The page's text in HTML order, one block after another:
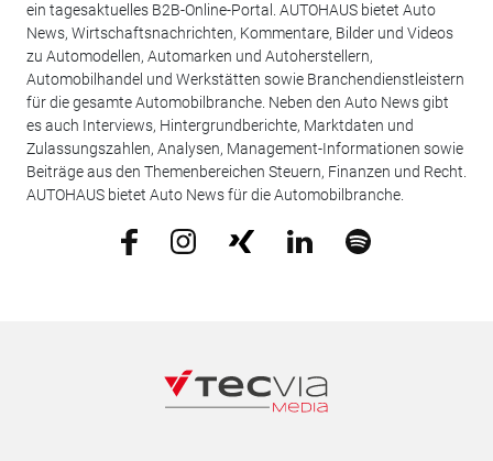
ein tagesaktuelles B2B-Online-Portal. AUTOHAUS bietet Auto
News, Wirtschaftsnachrichten, Kommentare, Bilder und Videos
zu Automodellen, Automarken und Autoherstellern,
Automobilhandel und Werkstätten sowie Branchendienstleistern
für die gesamte Automobilbranche. Neben den Auto News gibt
es auch Interviews, Hintergrundberichte, Marktdaten und
Zulassungszahlen, Analysen, Management-Informationen sowie
Beiträge aus den Themenbereichen Steuern, Finanzen und Recht.
AUTOHAUS bietet Auto News für die Automobilbranche.